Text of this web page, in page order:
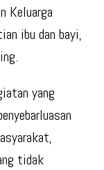
Keluarga
ibu dan bayi,
yang
tidak